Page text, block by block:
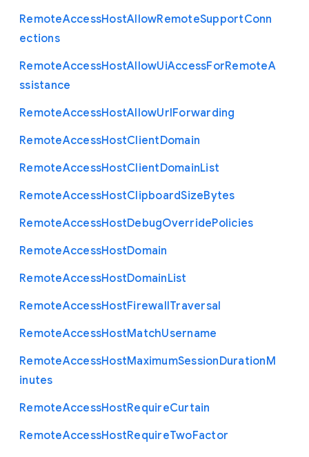
RemoteAccessHostAllowRemoteSupportConn
ections
RemoteAccessHostAllowUiAccessForRemoteA
ssistance
RemoteAccessHostAllowUrlForwarding
RemoteAccessHostClientDomain
RemoteAccessHostClientDomainList
RemoteAccessHostClipboardSizeBytes
RemoteAccessHostDebugOverridePolicies
RemoteAccessHostDomain
RemoteAccessHostDomainList
RemoteAccessHostFirewallTraversal
RemoteAccessHostMatchUsername
RemoteAccessHostMaximumSessionDurationM
inutes
RemoteAccessHostRequireCurtain
RemoteAccessHostRequireTwoFactor